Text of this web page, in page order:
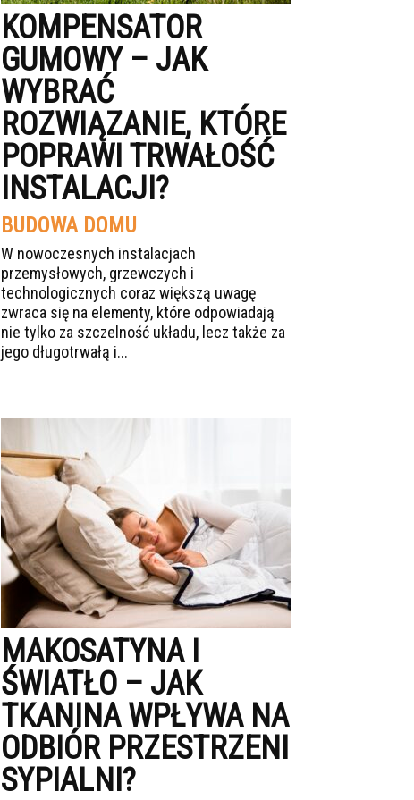
KOMPENSATOR
GUMOWY – JAK
WYBRAĆ
ROZWIĄZANIE, KTÓRE
POPRAWI TRWAŁOŚĆ
INSTALACJI?
BUDOWA DOMU
W nowoczesnych instalacjach
przemysłowych, grzewczych i
technologicznych coraz większą uwagę
zwraca się na elementy, które odpowiadają
nie tylko za szczelność układu, lecz także za
jego długotrwałą i...
MAKOSATYNA I
ŚWIATŁO – JAK
TKANINA WPŁYWA NA
ODBIÓR PRZESTRZENI
SYPIALNI?